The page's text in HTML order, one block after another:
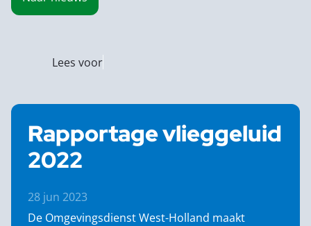
Lees voor
Rapportage vlieggeluid
2022
28 jun 2023
De Omgevingsdienst West-Holland maakt